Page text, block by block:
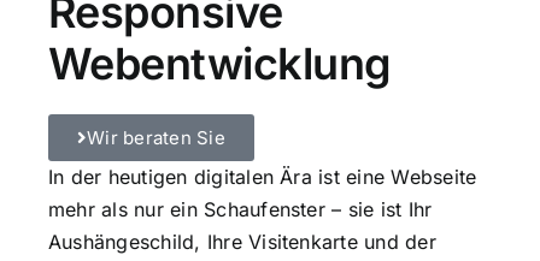
Responsive
Webentwicklung
Wir beraten Sie
In der heutigen digitalen Ära ist eine Webseite
mehr als nur ein Schaufenster – sie ist Ihr
Aushängeschild, Ihre Visitenkarte und der